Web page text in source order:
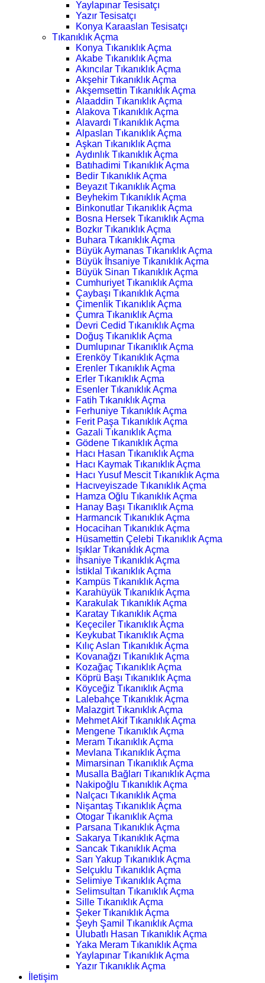
Yaylapınar Tesisatçı
Yazır Tesisatçı
Konya Karaaslan Tesisatçı
Tıkanıklık Açma
Konya Tıkanıklık Açma
Akabe Tıkanıklık Açma
Akıncılar Tıkanıklık Açma
Akşehir Tıkanıklık Açma
Akşemsettin Tıkanıklık Açma
Alaaddin Tıkanıklık Açma
Alakova Tıkanıklık Açma
Alavardı Tıkanıklık Açma
Alpaslan Tıkanıklık Açma
Aşkan Tıkanıklık Açma
Aydınlık Tıkanıklık Açma
Batıhadimi Tıkanıklık Açma
Bedir Tıkanıklık Açma
Beyazıt Tıkanıklık Açma
Beyhekim Tıkanıklık Açma
Binkonutlar Tıkanıklık Açma
Bosna Hersek Tıkanıklık Açma
Bozkır Tıkanıklık Açma
Buhara Tıkanıklık Açma
Büyük Aymanas Tıkanıklık Açma
Büyük İhsaniye Tıkanıklık Açma
Büyük Sinan Tıkanıklık Açma
Cumhuriyet Tıkanıklık Açma
Çaybaşı Tıkanıklık Açma
Çimenlik Tıkanıklık Açma
Çumra Tıkanıklık Açma
Devri Cedid Tıkanıklık Açma
Doğuş Tıkanıklık Açma
Dumlupınar Tıkanıklık Açma
Erenköy Tıkanıklık Açma
Erenler Tıkanıklık Açma
Erler Tıkanıklık Açma
Esenler Tıkanıklık Açma
Fatih Tıkanıklık Açma
Ferhuniye Tıkanıklık Açma
Ferit Paşa Tıkanıklık Açma
Gazali Tıkanıklık Açma
Gödene Tıkanıklık Açma
Hacı Hasan Tıkanıklık Açma
Hacı Kaymak Tıkanıklık Açma
Hacı Yusuf Mescit Tıkanıklık Açma
Hacıveyiszade Tıkanıklık Açma
Hamza Oğlu Tıkanıklık Açma
Hanay Başı Tıkanıklık Açma
Harmancık Tıkanıklık Açma
Hocacihan Tıkanıklık Açma
Hüsamettin Çelebi Tıkanıklık Açma
Işıklar Tıkanıklık Açma
İhsaniye Tıkanıklık Açma
İstiklal Tıkanıklık Açma
Kampüs Tıkanıklık Açma
Karahüyük Tıkanıklık Açma
Karakulak Tıkanıklık Açma
Karatay Tıkanıklık Açma
Keçeciler Tıkanıklık Açma
Keykubat Tıkanıklık Açma
Kılıç Aslan Tıkanıklık Açma
Kovanağzı Tıkanıklık Açma
Kozağaç Tıkanıklık Açma
Köprü Başı Tıkanıklık Açma
Köyceğiz Tıkanıklık Açma
Lalebahçe Tıkanıklık Açma
Malazgirt Tıkanıklık Açma
Mehmet Akif Tıkanıklık Açma
Mengene Tıkanıklık Açma
Meram Tıkanıklık Açma
Mevlana Tıkanıklık Açma
Mimarsinan Tıkanıklık Açma
Musalla Bağları Tıkanıklık Açma
Nakipoğlu Tıkanıklık Açma
Nalçacı Tıkanıklık Açma
Nişantaş Tıkanıklık Açma
Otogar Tıkanıklık Açma
Parsana Tıkanıklık Açma
Sakarya Tıkanıklık Açma
Sancak Tıkanıklık Açma
Sarı Yakup Tıkanıklık Açma
Selçuklu Tıkanıklık Açma
Selimiye Tıkanıklık Açma
Selimsultan Tıkanıklık Açma
Sille Tıkanıklık Açma
Şeker Tıkanıklık Açma
Şeyh Şamil Tıkanıklık Açma
Ulubatlı Hasan Tıkanıklık Açma
Yaka Meram Tıkanıklık Açma
Yaylapınar Tıkanıklık Açma
Yazır Tıkanıklık Açma
İletişim